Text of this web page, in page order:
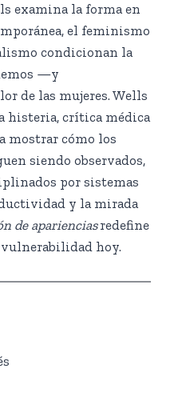
examina la forma en
el feminismo
condicionan la
—y
de las mujeres. Wells
histeria, crítica médica
mostrar cómo los
siendo observados,
por sistemas
y la mirada
de aparienciasredefine
hoy.